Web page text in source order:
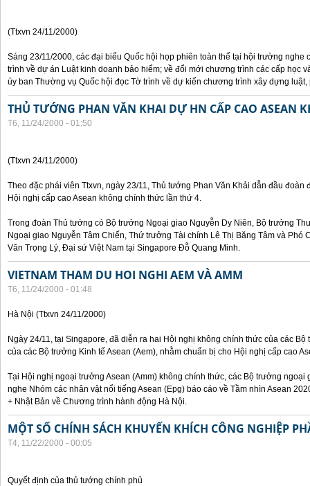
(Ttxvn 24/11/2000)
Sáng 23/11/2000, các đại biểu Quốc hội họp phiên toàn thể tại hội trường nghe
trình về dự án Luật kinh doanh bảo hiểm; về đổi mới chương trình các cấp học
ủy ban Thường vụ Quốc hội đọc Tờ trình về dự kiến chương trình xây dựng
THỦ TƯỚNG PHAN VĂN KHAI DỰ HN CẤP CAO ASEAN
T6, 11/24/2000 - 01:50
(Ttxvn 24/11/2000)
Theo đặc phái viên Ttxvn, ngày 23/11, Thủ tướng Phan Văn Khải dẫn đầu
Hội nghị cấp cao Asean không chính thức lần thứ 4.
Trong đoàn Thủ tướng có Bộ trưởng Ngoại giao Nguyễn Dy Niên, Bộ trưởng
Ngoại giao Nguyễn Tâm Chiến, Thứ trưởng Tài chính Lê Thị Băng Tâm và Phó
Văn Trọng Lý, Đại sứ Việt Nam tại Singapore Đỗ Quang Minh.
VIETNAM THAM DU HOI NGHI AEM VÀ AMM
T6, 11/24/2000 - 01:48
Hà Nội (Ttxvn 24/11/2000)
Ngày 24/11, tại Singapore, đã diễn ra hai Hội nghị không chính thức của các
của các Bộ trưởng Kinh tế Asean (Aem), nhằm chuẩn bị cho Hội nghị cấp cao
Tại Hội nghị ngoại trưởng Asean (Amm) không chính thức, các Bộ trưởng ngoại
nghe Nhóm các nhân vật nổi tiếng Asean (Epg) báo cáo về Tầm nhìn Asean
+ Nhật Bản về Chương trình hành động Hà Nội.
MỘT SỐ CHÍNH SÁCH KHUYẾN KHÍCH CÔNG NGHIỆP
T4, 11/22/2000 - 00:05
Quyết định của thủ tướng chính phủ